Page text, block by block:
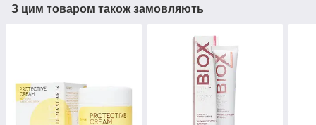
З цим товаром також замовляють